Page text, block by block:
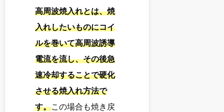
高周波焼入れとは、焼
入れしたいものにコイ
ルを巻いて高周波誘導
電流を流し、その後急
速冷却することで硬化
させる焼入れ方法で
す。この場合も焼き戻